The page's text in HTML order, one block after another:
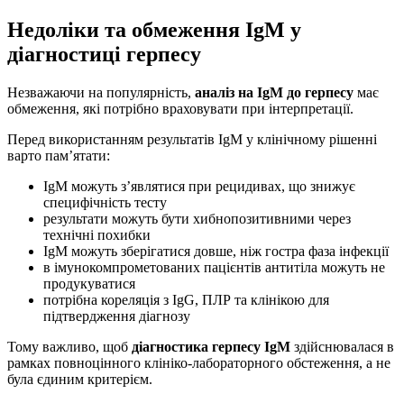
Недоліки та обмеження IgM у
діагностиці герпесу
Незважаючи на популярність, аналіз на IgM до герпесу має
обмеження, які потрібно враховувати при інтерпретації.
Перед використанням результатів IgM у клінічному рішенні
варто пам’ятати:
IgM можуть з’являтися при рецидивах, що знижує
специфічність тесту
результати можуть бути хибнопозитивними через
технічні похибки
IgM можуть зберігатися довше, ніж гостра фаза інфекції
в імунокомпрометованих пацієнтів антитіла можуть не
продукуватися
потрібна кореляція з IgG, ПЛР та клінікою для
підтвердження діагнозу
Тому важливо, щоб діагностика герпесу IgM здійснювалася в
рамках повноцінного клініко-лабораторного обстеження, а не
була єдиним критерієм.